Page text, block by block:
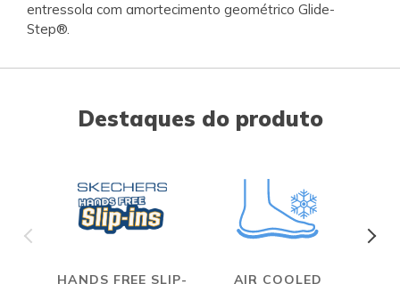
entressola com amortecimento geométrico Glide-
Step®.
Destaques do produto
HANDS FREE SLIP-
AIR COOLED